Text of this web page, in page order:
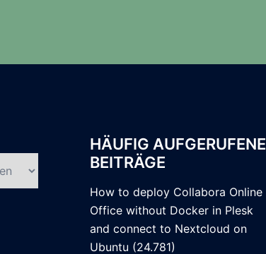
HÄUFIG AUFGERUFENE
BEITRÄGE
How to deploy Collabora Online
Office without Docker in Plesk
and connect to Nextcloud on
Ubuntu (24.781)